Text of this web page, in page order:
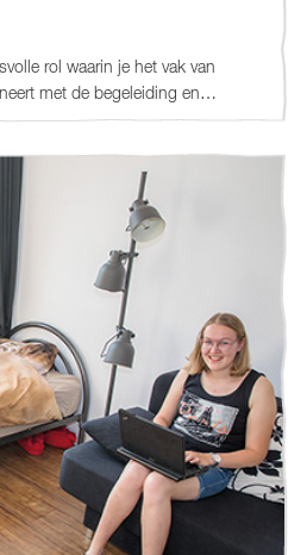
rol waarin je het vak van
met de begeleiding en…